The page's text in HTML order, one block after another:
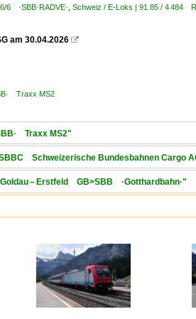
6 ·SBB·RADVE· Schweiz / E-Loks | 91 85 / 4 484
am 30.04.2026 
Traxx MS2
Traxx MS2"
Schweizerische Bundesbahnen Cargo
– Erstfeld GB>SBB ·Gotthardbahn·"